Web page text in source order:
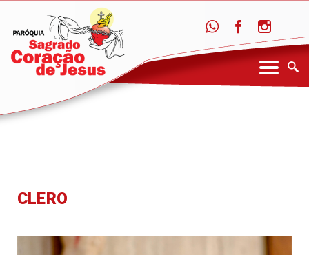
CLERO